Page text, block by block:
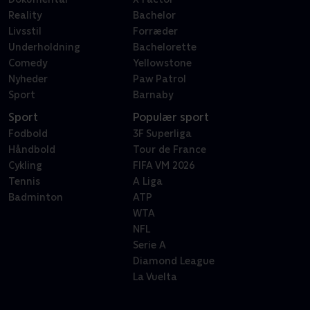
Reality
Livsstil
Underholdning
Comedy
Nyheder
Sport
Bachelor
Forræder
Bachelorette
Yellowstone
Paw Patrol
Barnaby
Sport
Fodbold
Håndbold
Cykling
Tennis
Badminton
Populær sport
3F Superliga
Tour de France
FIFA VM 2026
A Liga
ATP
WTA
NFL
Serie A
Diamond League
La Vuelta